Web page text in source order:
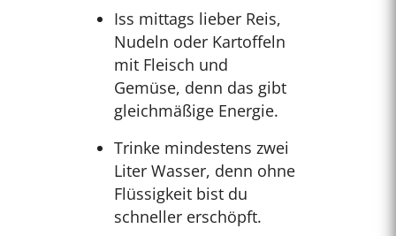
Iss mittags lieber Reis,
Nudeln oder Kartoffeln
mit Fleisch und
Gemüse, denn das gibt
gleichmäßige Energie.
Trinke mindestens zwei
Liter Wasser, denn ohne
Flüssigkeit bist du
schneller erschöpft.